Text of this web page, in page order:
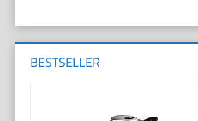
BESTSELLER